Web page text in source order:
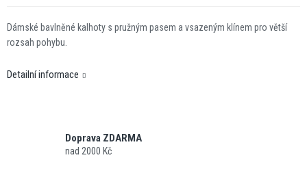
Dámské bavlněné kalhoty s pružným pasem a vsazeným klínem pro větší
rozsah pohybu.
Detailní informace
Doprava ZDARMA
nad 2000 Kč